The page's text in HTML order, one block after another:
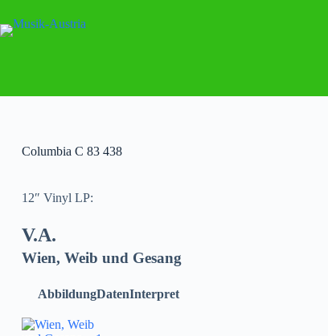
Columbia C 83 438
12″ Vinyl LP:
V.A.
Wien, Weib und Gesang
AbbildungDatenInterpret